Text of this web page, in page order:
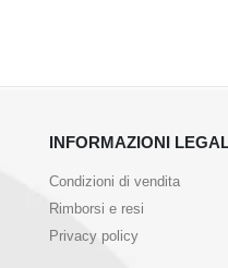
INFORMAZIONI
Condizioni di vendita
Rimborsi e resi
Privacy policy